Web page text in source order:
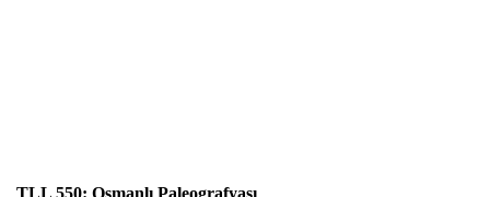
TLL 550: Osmanlı Paleografyası